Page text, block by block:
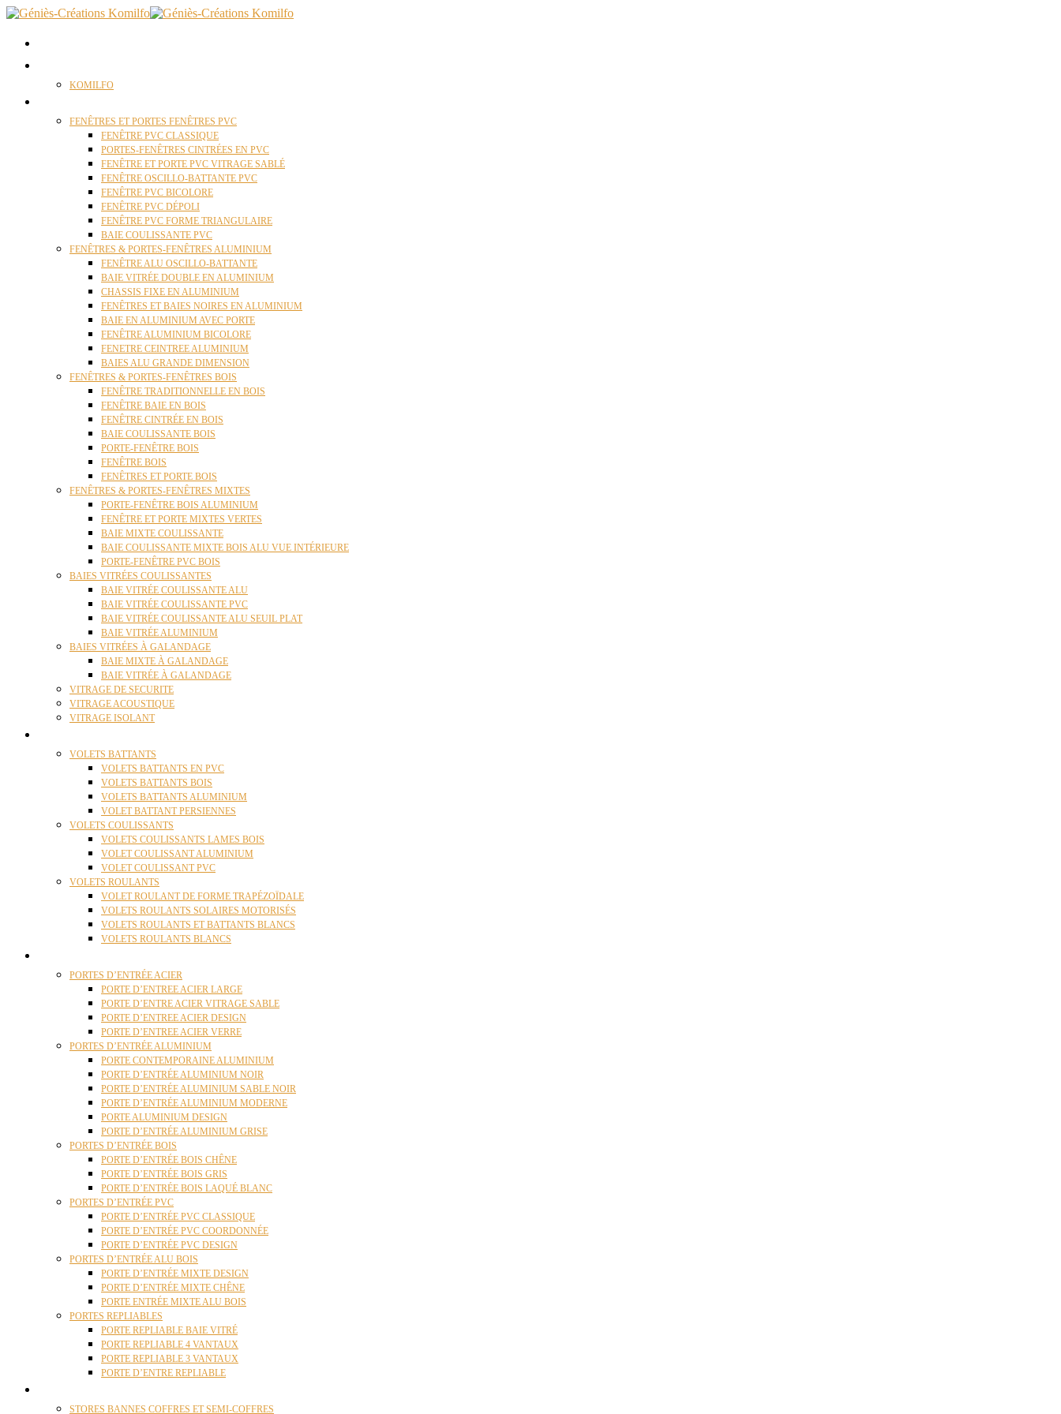
KOMILFO
FENÊTRES ET PORTES FENÊTRES PVC
FENÊTRE PVC CLASSIQUE
PORTES-FENÊTRES CINTRÉES EN PVC
FENÊTRE ET PORTE PVC VITRAGE SABLÉ
FENÊTRE OSCILLO-BATTANTE PVC
FENÊTRE PVC BICOLORE
FENÊTRE PVC DÉPOLI
FENÊTRE PVC FORME TRIANGULAIRE
BAIE COULISSANTE PVC
FENÊTRES & PORTES-FENÊTRES ALUMINIUM
FENÊTRE ALU OSCILLO-BATTANTE
BAIE VITRÉE DOUBLE EN ALUMINIUM
CHASSIS FIXE EN ALUMINIUM
FENÊTRES ET BAIES NOIRES EN ALUMINIUM
BAIE EN ALUMINIUM AVEC PORTE
FENÊTRE ALUMINIUM BICOLORE
FENETRE CEINTREE ALUMINIUM
BAIES ALU GRANDE DIMENSION
FENÊTRES & PORTES-FENÊTRES BOIS
FENÊTRE TRADITIONNELLE EN BOIS
FENÊTRE BAIE EN BOIS
FENÊTRE CINTRÉE EN BOIS
BAIE COULISSANTE BOIS
PORTE-FENÊTRE BOIS
FENÊTRE BOIS
FENÊTRES ET PORTE BOIS
FENÊTRES & PORTES-FENÊTRES MIXTES
PORTE-FENÊTRE BOIS ALUMINIUM
FENÊTRE ET PORTE MIXTES VERTES
BAIE MIXTE COULISSANTE
BAIE COULISSANTE MIXTE BOIS ALU VUE INTÉRIEURE
PORTE-FENÊTRE PVC BOIS
BAIES VITRÉES COULISSANTES
BAIE VITRÉE COULISSANTE ALU
BAIE VITRÉE COULISSANTE PVC
BAIE VITRÉE COULISSANTE ALU SEUIL PLAT
BAIE VITRÉE ALUMINIUM
BAIES VITRÉES À GALANDAGE
BAIE MIXTE À GALANDAGE
BAIE VITRÉE À GALANDAGE
VITRAGE DE SECURITE
VITRAGE ACOUSTIQUE
VITRAGE ISOLANT
VOLETS BATTANTS
VOLETS BATTANTS EN PVC
VOLETS BATTANTS BOIS
VOLETS BATTANTS ALUMINIUM
VOLET BATTANT PERSIENNES
VOLETS COULISSANTS
VOLETS COULISSANTS LAMES BOIS
VOLET COULISSANT ALUMINIUM
VOLET COULISSANT PVC
VOLETS ROULANTS
VOLET ROULANT DE FORME TRAPÉZOÏDALE
VOLETS ROULANTS SOLAIRES MOTORISÉS
VOLETS ROULANTS ET BATTANTS BLANCS
VOLETS ROULANTS BLANCS
PORTES D’ENTRÉE ACIER
PORTE D’ENTREE ACIER LARGE
PORTE D’ENTRE ACIER VITRAGE SABLE
PORTE D’ENTREE ACIER DESIGN
PORTE D’ENTREE ACIER VERRE
PORTES D’ENTRÉE ALUMINIUM
PORTE CONTEMPORAINE ALUMINIUM
PORTE D’ENTRÉE ALUMINIUM NOIR
PORTE D’ENTRÉE ALUMINIUM SABLE NOIR
PORTE D’ENTRÉE ALUMINIUM MODERNE
PORTE ALUMINIUM DESIGN
PORTE D’ENTRÉE ALUMINIUM GRISE
PORTES D’ENTRÉE BOIS
PORTE D’ENTRÉE BOIS CHÊNE
PORTE D’ENTRÉE BOIS GRIS
PORTE D’ENTRÉE BOIS LAQUÉ BLANC
PORTES D’ENTRÉE PVC
PORTE D’ENTRÉE PVC CLASSIQUE
PORTE D’ENTRÉE PVC COORDONNÉE
PORTE D’ENTRÉE PVC DESIGN
PORTES D’ENTRÉE ALU BOIS
PORTE D’ENTRÉE MIXTE DESIGN
PORTE D’ENTRÉE MIXTE CHÊNE
PORTE ENTRÉE MIXTE ALU BOIS
PORTES REPLIABLES
PORTE REPLIABLE BAIE VITRÉ
PORTE REPLIABLE 4 VANTAUX
PORTE REPLIABLE 3 VANTAUX
PORTE D’ENTRE REPLIABLE
STORES BANNES COFFRES ET SEMI-COFFRES